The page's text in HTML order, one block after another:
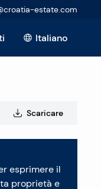
estate.com
Italiano
tutto
Scaricare
esprimere il
proprietà e